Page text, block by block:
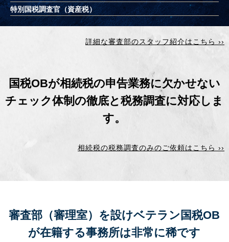
特別国税調査官（資産税）
詳細な審査部のスタッフ紹介はこちら ››
国税OBが相続税の申告業務に欠かせない
チェック体制の徹底と税務調査に対応しま
す。
相続税の税務調査のみのご依頼はこちら ››
審査部（審理室）を設けベテラン国税OB
が在籍する事務所は非常に稀です